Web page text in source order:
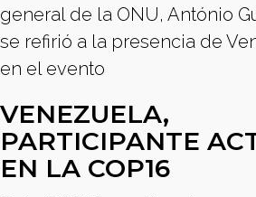
general de la ONU, António
se refirió a la presencia de
en el evento
VENEZUELA,
PARTICIPANTE
EN LA COP16